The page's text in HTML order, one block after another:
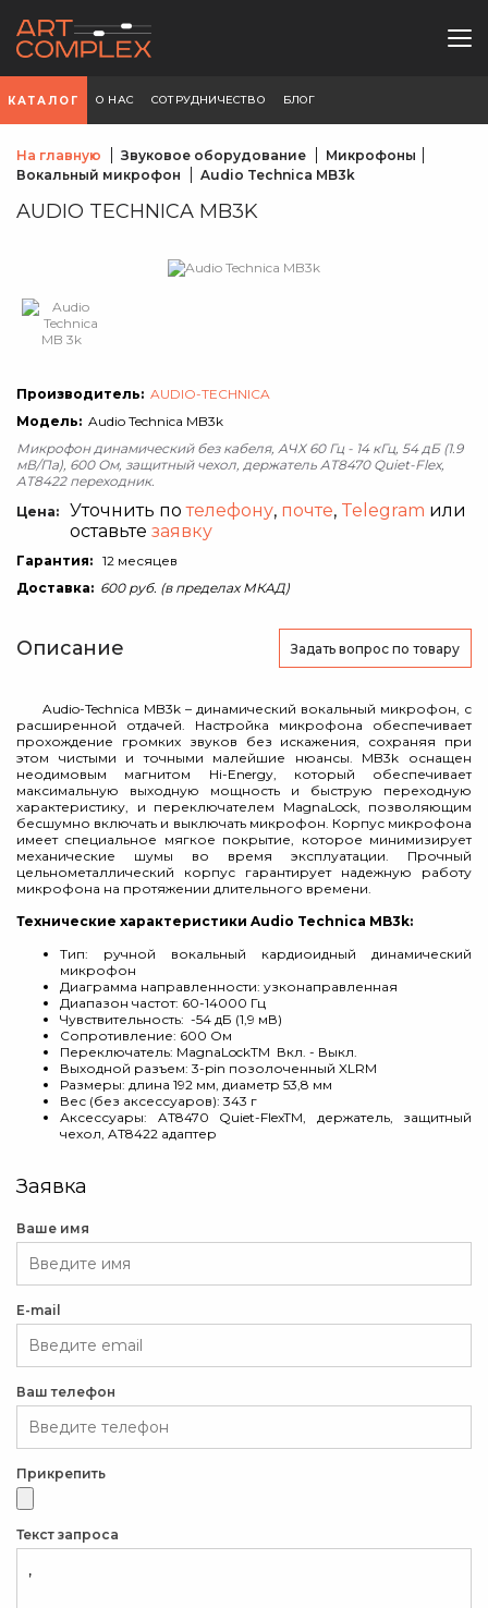
КАТАЛОГ О НАС СОТРУДНИЧЕСТВО БЛОГ
На главную Звуковое оборудование
Микрофоны
Вокальный микрофон
Audio Technica MB3k
AUDIO TECHNICA MB3K
Производитель: AUDIO-TECHNICA
Модель: Audio Technica MB3k
Микрофон динамический без кабеля, АЧХ 60 Гц - 14 кГц, 54 дБ (1.9
мВ/Па), 600 Ом, защитный чехол, держатель AT8470 Quiet-Flex,
AT8422 переходник.
Цена:
Уточнить потелефону, почте, Telegram или
оставьте заявку
Гарантия: 12 месяцев
Доставка: 600 руб. (в пределах МКАД)
Описание Задать вопрос по товару
Audio-Technica MB3k – динамический вокальный микрофон, с
расширенной отдачей. Настройка микрофона обеспечивает
прохождение громких звуков без искажения, сохраняя при
этом чистыми и точными малейшие нюансы. MB3k оснащен
неодимовым магнитом Hi-Energy, который обеспечивает
максимальную выходную мощность и быструю переходную
характеристику, и переключателем MagnaLock, позволяющим
бесшумно включать и выключать микрофон. Корпус микрофона
имеет специальное мягкое покрытие, которое минимизирует
механические шумы во время эксплуатации. Прочный
цельнометаллический корпус гарантирует надежную работу
микрофона на протяжении длительного времени.
Технические характеристики Audio Technica MB3k:
Тип: ручной вокальный кардиоидный динамический
микрофон
Диаграмма направленности: узконаправленная
Диапазон частот: 60-14000 Гц
Чувствительность: -54 дБ (1,9 мВ)
Сопротивление: 600 Ом
Переключатель: MagnaLockTM Вкл. - Выкл.
Выходной разъем: 3-pin позолоченный XLRМ
Размеры: длина 192 мм, диаметр 53,8 мм
Вес (без аксессуаров): 343 г
Аксессуары: AT8470 Quiet-FlexTM, держатель, защитный
чехол, AT8422 адаптер
Заявка
Ваше имя
E-mail
Ваш телефон
Прикрепить
Текст запроса